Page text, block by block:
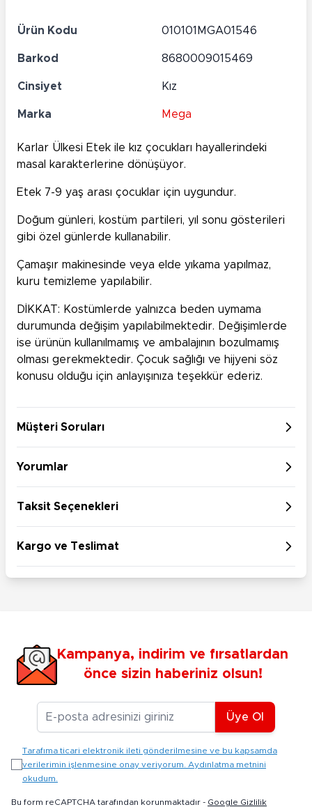
Ürün Kodu 010101MGA01546
Barkod 8680009015469
Cinsiyet Kız
Marka Mega
Karlar Ülkesi Etek ile kız çocukları hayallerindeki
masal karakterlerine dönüşüyor.
Etek 7-9 yaş arası çocuklar için uygundur.
Doğum günleri, kostüm partileri, yıl sonu gösterileri
gibi özel günlerde kullanabilir.
Çamaşır makinesinde veya elde yıkama yapılmaz,
kuru temizleme yapılabilir.
DİKKAT: Kostümlerde yalnızca beden uymama
durumunda değişim yapılabilmektedir. Değişimlerde
ise ürünün kullanılmamış ve ambalajının bozulmamış
olması gerekmektedir. Çocuk sağlığı ve hijyeni söz
konusu olduğu için anlayışınıza teşekkür ederiz.
Müşteri Soruları
Yorumlar
Taksit Seçenekleri
Kargo ve Teslimat
Kampanya, indirim ve fırsatlardan
önce sizin haberiniz olsun!
E-posta Adresiniz
Üye Ol
Tarafıma ticari elektronik ileti gönderilmesine ve bu kapsamda
verilerimin işlenmesine onay veriyorum. Aydınlatma metnini
okudum.
Bu form reCAPTCHA tarafından korunmaktadır - Google Gizlilik